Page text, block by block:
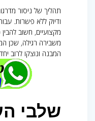
תהליך של ניסור
ודיוק ללא פשרות.
מקצועיים, חשוב
משבירה רגילה, שכן
המבנה ונוצקו לרוב
שלבי